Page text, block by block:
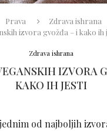
Prava Zdrava ishrana
izvora gvožđa – i kako ih
Zdrava ishrana
IZVORA
KAKO IH JESTI
od najboljih